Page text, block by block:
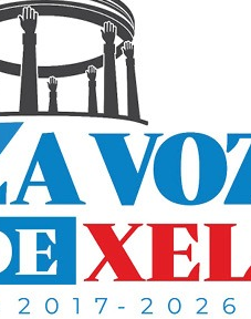
vuelve a hacer historia al albergar por tercera vez
una inauguración mundialista.
FIFA
Lluvias seguirán
hasta viernes 12